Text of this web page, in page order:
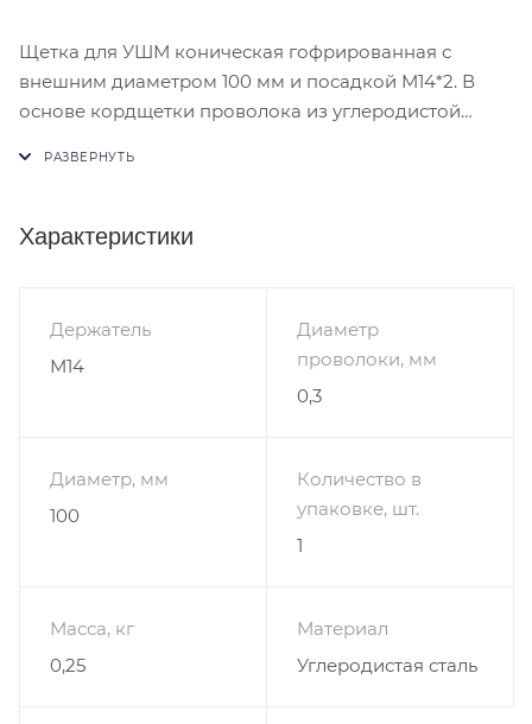
Щетка для УШМ коническая гофрированная с
внешним диаметром 100 мм и посадкой М14*2. В
основе кордщетки проволока из углеродистой
хорошо подходят для обработки прямых углов.
Наружный диаметр, мм: 100;
Обрабатываемый материал: углеродистые/
легированные стали;
Материал проволоки: Стальная;
Характеристики
Держатель
М14
Диаметр
проволоки, мм
0,3
Диаметр, мм
100
Количество в
упаковке, шт.
1
Масса, кг
0,25
Материал
Углеродистая сталь